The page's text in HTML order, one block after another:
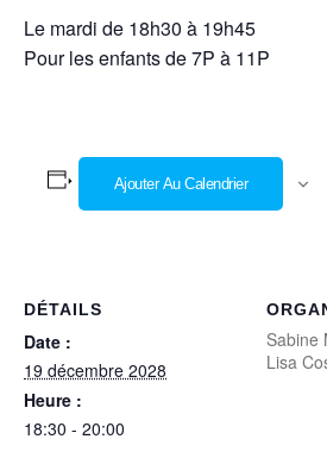
Le mardi de 18h30 à 19h45
Pour les enfants de 7P à 11P
Ajouter Au Calendrier
DÉTAILS
Date :
19 décembre 2028
Heure :
18:30 - 20:00
Sabine
Lisa